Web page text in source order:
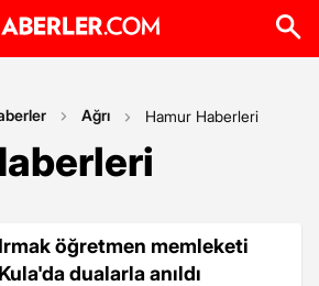
Ağrı Hamur Haberleri
Irmak öğretmen memleketi
Kula'da dualarla anıldı